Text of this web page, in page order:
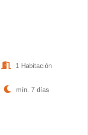
1 Habitación
mín. 7 días